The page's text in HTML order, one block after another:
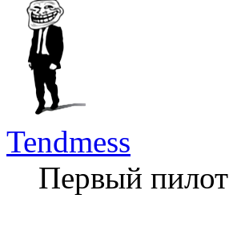
Tendmess
Первый пилот